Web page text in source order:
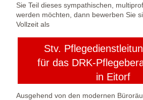
Sie Teil dieses sympathischen,
werden möchten, dann bewerben Sie
Vollzeit als
Stv.
für das DRK-
in Eitorf
Ausgehend von den modernen